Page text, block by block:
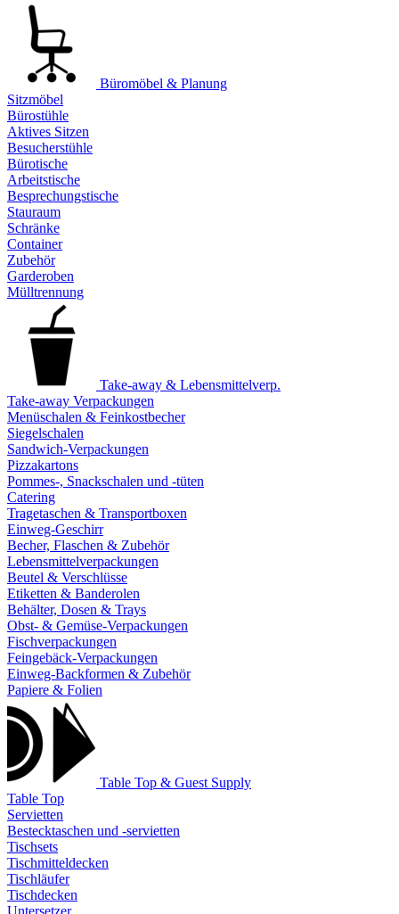
Büromöbel & Planung
Sitzmöbel
Bürostühle
Aktives Sitzen
Besucherstühle
Bürotische
Arbeitstische
Besprechungstische
Stauraum
Schränke
Container
Zubehör
Garderoben
Mülltrennung
Take-away & Lebensmittelverp.
Take-away Verpackungen
Menüschalen & Feinkostbecher
Siegelschalen
Sandwich-Verpackungen
Pizzakartons
Pommes-, Snackschalen und -tüten
Catering
Tragetaschen & Transportboxen
Einweg-Geschirr
Becher, Flaschen & Zubehör
Lebensmittelverpackungen
Beutel & Verschlüsse
Etiketten & Banderolen
Behälter, Dosen & Trays
Obst- & Gemüse-Verpackungen
Fischverpackungen
Feingebäck-Verpackungen
Einweg-Backformen & Zubehör
Papiere & Folien
Table Top & Guest Supply
Table Top
Servietten
Bestecktaschen und -servietten
Tischsets
Tischmitteldecken
Tischläufer
Tischdecken